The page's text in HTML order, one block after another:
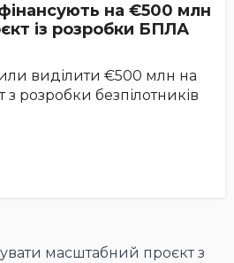
на €500 млн
із розробки БПЛА
виділити €500 млн на
розробки безпілотників
масштабний проєкт з